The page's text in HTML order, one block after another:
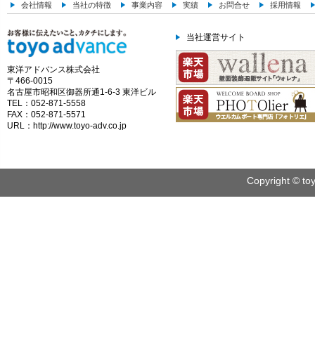
会社情報 当社の特徴 事業内容 実績 お問合せ 採用情報
東洋アドバンス株式会社
〒466-0015
名古屋市昭和区御器所通1-6-3 東洋ビル
TEL：052-871-5558
FAX：052-871-5571
URL：http://www.toyo-adv.co.jp
当社運営サイト
Copyright ©